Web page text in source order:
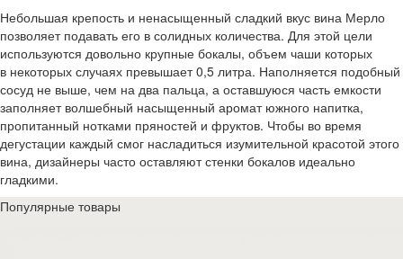
Небольшая крепость и ненасыщенный сладкий вкус вина Мерло
позволяет подавать его в солидных количества. Для этой цели
используются довольно крупные бокалы, объем чаши которых
в некоторых случаях превышает 0,5 литра. Наполняется подобный
сосуд не выше, чем на два пальца, а оставшуюся часть емкости
заполняет волшебный насыщенный аромат южного напитка,
пропитанный нотками пряностей и фруктов. Чтобы во время
дегустации каждый смог насладиться изумительной красотой этого
вина, дизайнеры часто оставляют стенки бокалов идеально
гладкими.
Популярные товары